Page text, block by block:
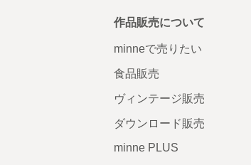
作品販売について
minneで売りたい
食品販売
ヴィンテージ販売
ダウンロード販売
minne PLUS